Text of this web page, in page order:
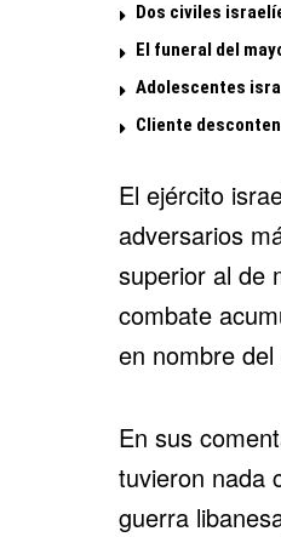
Dos civiles
El funeral del
Adolescentes
Cliente
El ejército
adversarios
superior al de
combate
en nombre
En sus
tuvieron nada
guerra